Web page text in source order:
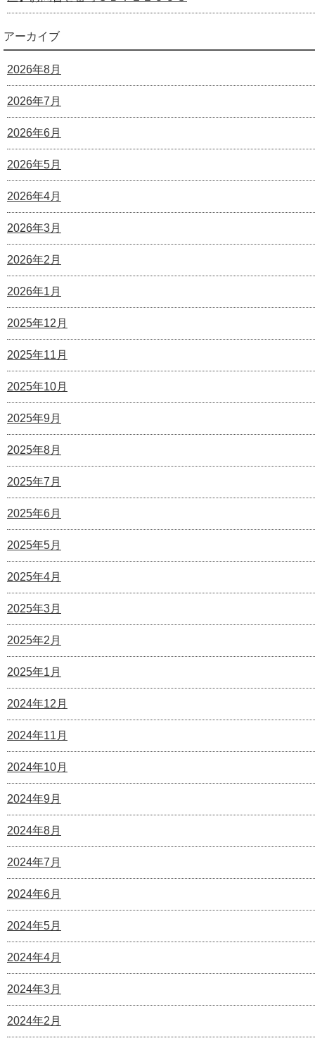
アーカイブ
2026年8月
2026年7月
2026年6月
2026年5月
2026年4月
2026年3月
2026年2月
2026年1月
2025年12月
2025年11月
2025年10月
2025年9月
2025年8月
2025年7月
2025年6月
2025年5月
2025年4月
2025年3月
2025年2月
2025年1月
2024年12月
2024年11月
2024年10月
2024年9月
2024年8月
2024年7月
2024年6月
2024年5月
2024年4月
2024年3月
2024年2月